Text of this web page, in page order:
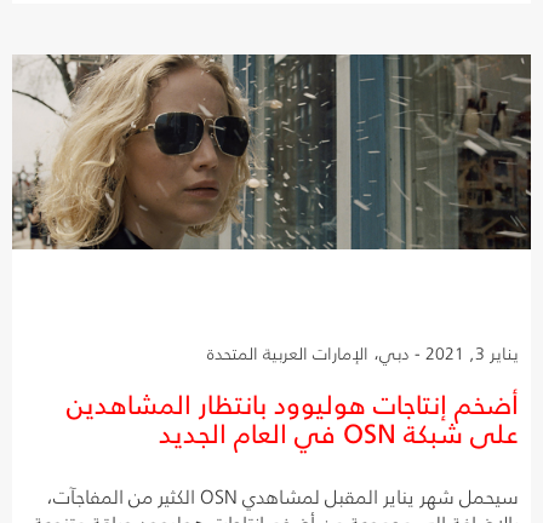
يناير 3, 2021 - دبي، الإمارات العربية المتحدة
أضخم إنتاجات هوليوود بانتظار المشاهدين
على شبكة OSN في العام الجديد
سيحمل شهر يناير المقبل لمشاهدي OSN الكثير من المفاجآت،